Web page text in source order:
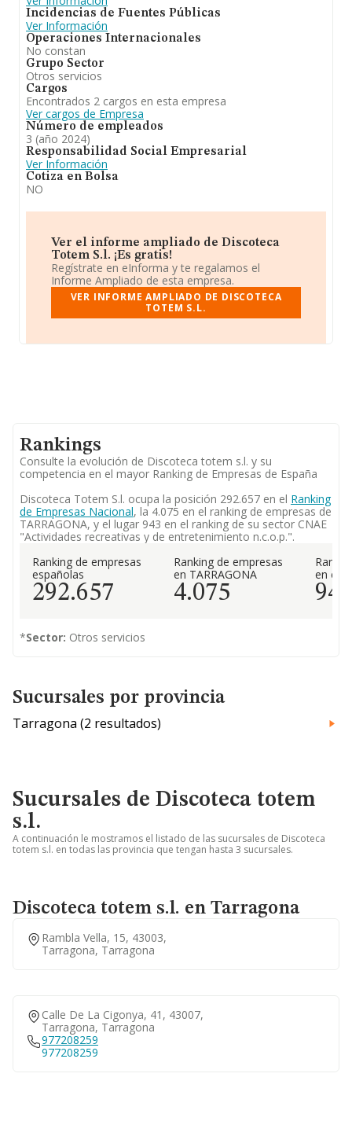
Incidencias de Fuentes Públicas
Ver Información
Operaciones Internacionales
No constan
Grupo Sector
Otros servicios
Cargos
Encontrados 2 cargos en esta empresa
Ver cargos de Empresa
Número de empleados
3 (año 2024)
Responsabilidad Social Empresarial
Ver Información
Cotiza en Bolsa
NO
Ver el informe ampliado de Discoteca
Totem S.l. ¡Es gratis!
Regístrate en eInforma y te regalamos el
Informe Ampliado de esta empresa.
VER INFORME AMPLIADO DE DISCOTECA
TOTEM S.L.
Rankings
Consulte la evolución de Discoteca totem s.l. y su
competencia en el mayor Ranking de Empresas de España
Discoteca Totem S.l. ocupa la posición 292.657 en el Ranking
de Empresas Nacional, la 4.075 en el ranking de empresas de
TARRAGONA, y el lugar 943 en el ranking de su sector CNAE
"Actividades recreativas y de entretenimiento n.c.o.p.".
Ranking de empresas
españolas
292.657
Ranking de empresas
en TARRAGONA
4.075
en el
943
*Sector: Otros servicios
Sucursales por provincia
Tarragona (2 resultados)
Sucursales de Discoteca totem
s.l.
A continuación le mostramos el listado de las sucursales de Discoteca
totem s.l. en todas las provincia que tengan hasta 3 sucursales.
Discoteca totem s.l. en Tarragona
Rambla Vella, 15, 43003,
Tarragona, Tarragona
Calle De La Cigonya, 41, 43007,
Tarragona, Tarragona
977208259
977208259